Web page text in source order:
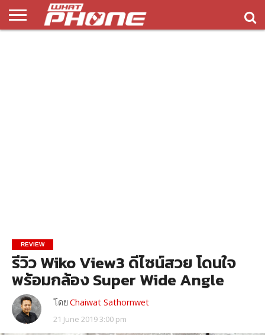
REVIEW
รีวิว Wiko View3 ดีไซน์สวย โดนใจ
พร้อมกล้อง Super Wide Angle
โดยChaiwat Sathornwet
21 June 2019 3:00 pm